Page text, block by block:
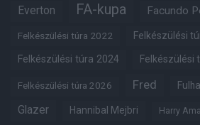
Everton FA-kupa Facundo
Felkészülési túra 2022 Felkészülési
Felkészülési túra 2024 Felkészülési
Felkészülési túra 2026 Fred
Glazer Hannibal Mejbri Harry